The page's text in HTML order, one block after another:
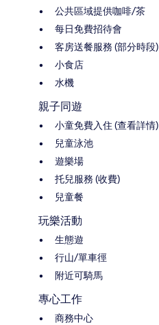
公共區域提供咖啡/茶
每日免費招待會
客房送餐服務 (部分時段)
小食店
水機
親子同遊
小童免費入住 (查看詳情)
兒童泳池
遊樂場
托兒服務 (收費)
兒童餐
玩樂活動
生態遊
行山/單車徑
附近可騎馬
專心工作
商務中心